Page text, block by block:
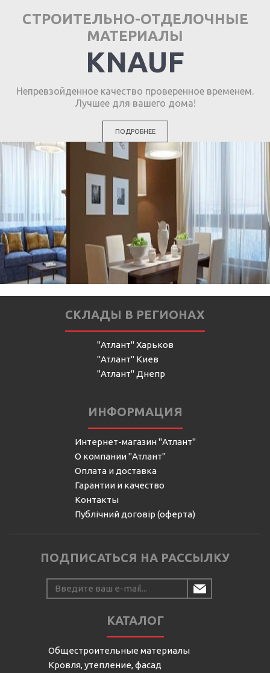
СТРОИТЕЛЬНО-ОТДЕЛОЧНЫЕ
МАТЕРИАЛЫ
KNAUF
Непревзойденное качество проверенное временем.
Лучшее для вашего дома!
ПОДРОБНЕЕ
СКЛАДЫ В РЕГИОНАХ
"Атлант" Харьков
"Атлант" Киев
"Атлант" Днепр
ИНФОРМАЦИЯ
Интернет-магазин "Атлант"
О компании "Атлант"
Оплата и доставка
Гарантии и качество
Контакты
Публічний договір (оферта)
ПОДПИСАТЬСЯ НА РАССЫЛКУ
КАТАЛОГ
Общестроительные материалы
Кровля, утепление, фасад